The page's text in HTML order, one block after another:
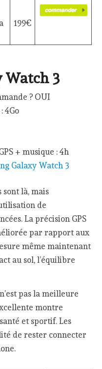
199€
Watch 3
? OUI
4Go
+ musique : 4h
Galaxy Watch 3
sont là, mais
de
La précision GPS
par rapport aux
même maintenant
au sol, l’équilibre
pas la meilleure
montre
et sportif. Les
de rester connecter